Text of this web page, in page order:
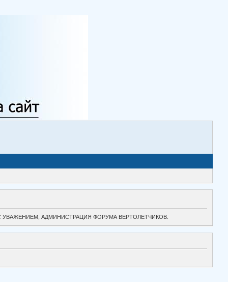
УВАЖЕНИЕМ, АДМИНИСТРАЦИЯ ФОРУМА ВЕРТОЛЕТЧИКОВ.